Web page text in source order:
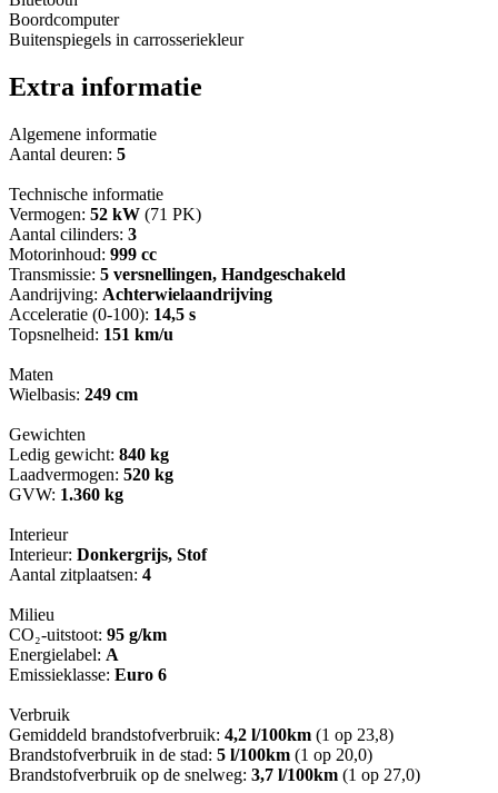
Boordcomputer
Buitenspiegels in carrosseriekleur
Extra informatie
Algemene informatie
Aantal deuren: 5
Technische informatie
Vermogen: 52 kW (71 PK)
Aantal cilinders: 3
Motorinhoud: 999 cc
Transmissie: 5 versnellingen, Handgeschakeld
Aandrijving: Achterwielaandrijving
Acceleratie (0-100): 14,5 s
Topsnelheid: 151 km/u
Maten
Wielbasis: 249 cm
Gewichten
Ledig gewicht: 840 kg
Laadvermogen: 520 kg
GVW: 1.360 kg
Interieur
Interieur: Donkergrijs, Stof
Aantal zitplaatsen: 4
Milieu
CO₂-uitstoot: 95 g/km
Energielabel: A
Emissieklasse: Euro 6
Verbruik
Gemiddeld brandstofverbruik: 4,2 l/100km (1 op 23,8)
Brandstofverbruik in de stad: 5 l/100km (1 op 20,0)
Brandstofverbruik op de snelweg: 3,7 l/100km (1 op 27,0)